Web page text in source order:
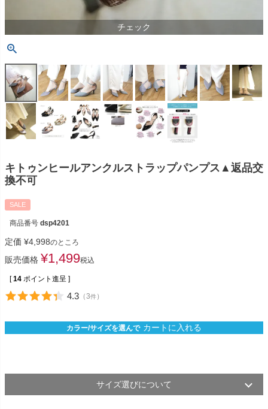
チェック
キトゥンヒールアンクルストラップパンプス▲返品交
換不可
SALE
商品番号 dsp4201
定価 ¥4,998のところ
販売価格 ¥1,499税込
[ 14 ポイント進呈 ]
4.3 （3件）
カラー/サイズを選んで カートに入れる
サイズ選びについて